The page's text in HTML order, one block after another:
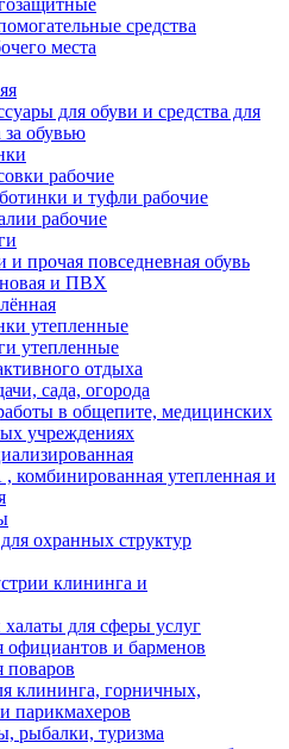
средства
места
для обуви и средства для
за обувью
рабочие
и туфли рабочие
рабочие
и прочая повседневная обувь
и ПВХ
утепленные
утепленные
отдыха
сада, огорода
в общепите, медицинских
учреждениях
комбинированная утепленная и
охранных структур
клининга и
для сферы услуг
официантов и барменов
поваров
клининга, горничных,
парикмахеров
рыбалки, туризма